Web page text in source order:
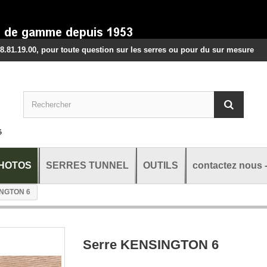
pour toute question sur les serres ou pour du sur mesure
SERRES TUNNEL OUTILS contactez nous
6
Serre KENSINGTON 6